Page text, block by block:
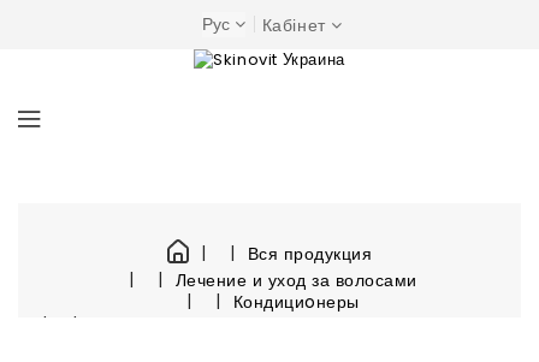
Рус Кабінет
Вся продукция
Лечение и уход за волосами
Кондициoнеры